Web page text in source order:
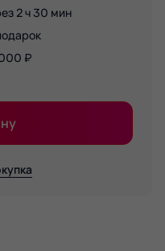
2 ч 30 мин
₽